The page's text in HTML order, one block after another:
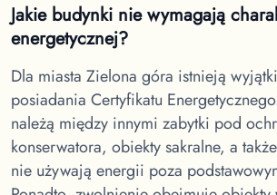
Jakie budynki nie wymagają
energetycznej?
Dla miasta Zielona góra istnieją
posiadania Certyfikatu
należą między innymi zabytki pod
konserwatora, obiekty sakralne, a
nie używają energii poza